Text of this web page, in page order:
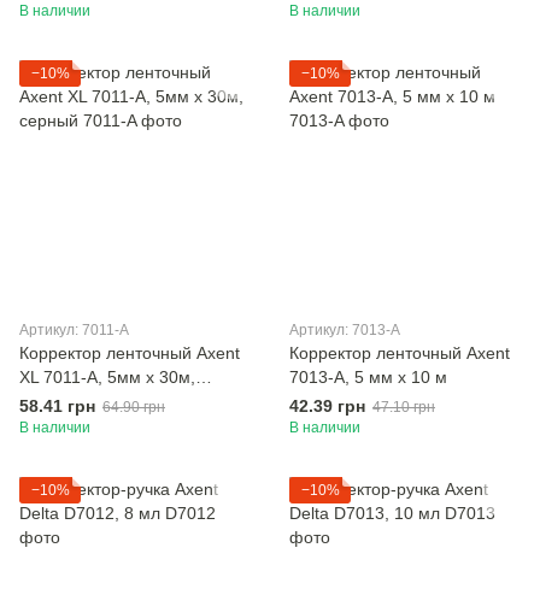
В наличии
В наличии
−10%
Артикул: 7011-A
Корректор ленточный Axent
XL 7011-A, 5мм х 30м,
серный
58.41 грн 64.90 грн
В наличии
−10%
Артикул: 7013-A
Корректор ленточный Axent
7013-A, 5 мм х 10 м
42.39 грн 47.10 грн
В наличии
−10% −10%